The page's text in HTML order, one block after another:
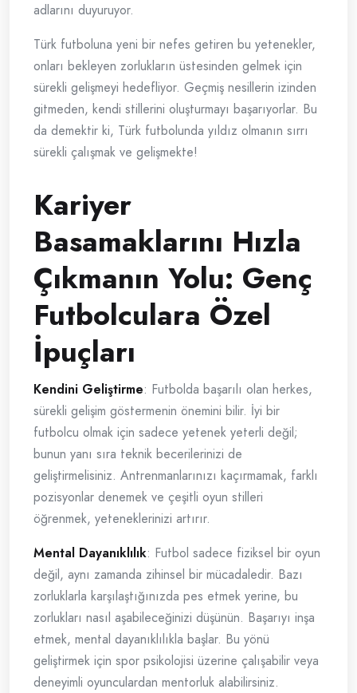
adlarını duyuruyor.
Türk futboluna yeni bir nefes getiren bu yetenekler,
onları bekleyen zorlukların üstesinden gelmek için
sürekli gelişmeyi hedefliyor. Geçmiş nesillerin izinden
gitmeden, kendi stillerini oluşturmayı başarıyorlar. Bu
da demektir ki, Türk futbolunda yıldız olmanın sırrı
sürekli çalışmak ve gelişmekte!
Kariyer
Basamaklarını Hızla
Çıkmanın Yolu: Genç
Futbolculara Özel
İpuçları
Kendini Geliştirme: Futbolda başarılı olan herkes,
sürekli gelişim göstermenin önemini bilir. İyi bir
futbolcu olmak için sadece yetenek yeterli değil;
bunun yanı sıra teknik becerilerinizi de
geliştirmelisiniz. Antrenmanlarınızı kaçırmamak, farklı
pozisyonlar denemek ve çeşitli oyun stilleri
öğrenmek, yeteneklerinizi artırır.
Mental Dayanıklılık: Futbol sadece fiziksel bir oyun
değil, aynı zamanda zihinsel bir mücadaledir. Bazı
zorluklarla karşılaştığınızda pes etmek yerine, bu
zorlukları nasıl aşabileceğinizi düşünün. Başarıyı inşa
etmek, mental dayanıklılıkla başlar. Bu yönü
geliştirmek için spor psikolojisi üzerine çalışabilir veya
deneyimli oyunculardan mentorluk alabilirsiniz.